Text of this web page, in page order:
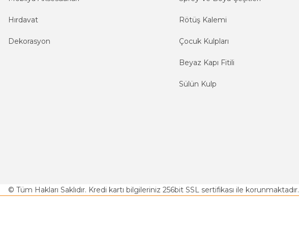
Hırdavat
Dekorasyon
Rötüş Kalemi
Çocuk Kulpları
Beyaz Kapı Fitili
Sülün Kulp
© Tüm Hakları Saklıdır. Kredi kartı bilgileriniz 256bit SSL sertifikası ile korunmaktadır.